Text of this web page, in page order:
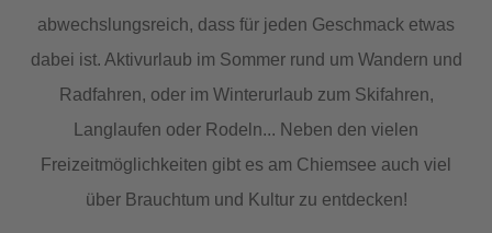
abwechslungsreich, dass für jeden Geschmack etwas
dabei ist. Aktivurlaub im Sommer rund um Wandern und
Radfahren, oder im Winterurlaub zum Skifahren,
Langlaufen oder Rodeln... Neben den vielen
Freizeitmöglichkeiten gibt es am Chiemsee auch viel
über Brauchtum und Kultur zu entdecken!